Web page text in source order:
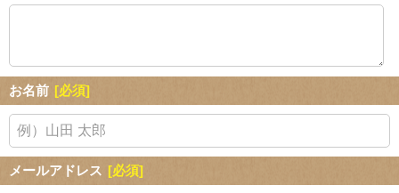
お名前 [必須]
メールアドレス [必須]